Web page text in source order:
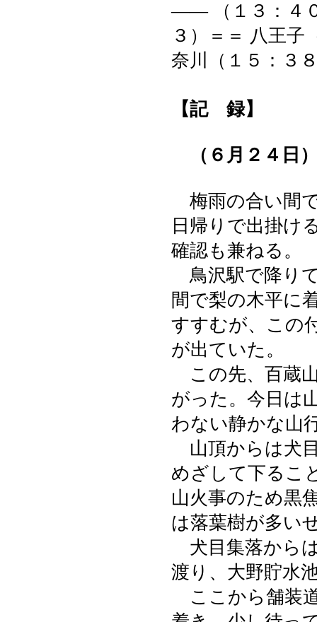
―― （１３：４
３）＝＝ 八王子
奈川（１５：３
【記 録】
（６月２４日
梅雨の合い間
日帰りで出掛け
確認も兼ねる。
鳥沢駅で降り
間で梨の木平に
すすむが、この
が出ていた。
この先、百蔵
がった。今日は
わない静かな山
山頂からは犬
めざして下るこ
山火事のため黒
は落葉樹が多い
犬目集落から
渡り、大野貯水
ここから舗装